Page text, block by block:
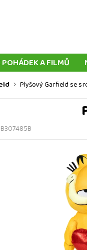
A FILMŮ
Plyšový Garfield se